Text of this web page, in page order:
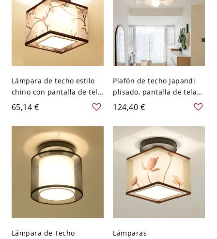
Lámpara de techo estilo
chino con pantalla de tela
para dormitorio - 110 A
120 V Flor de ciruelo
Cuadro
65,14 €
Plafón de techo Japandi
plisado, pantalla de tela
con base de madera
maciza para dormitorio y
pasillo - 40,64 cm 110 A
120 V
124,40 €
Lámpara de Techo
Lámparas